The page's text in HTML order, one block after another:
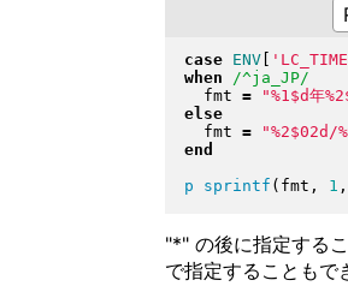
case ENV[
when
/^ja_JP/
  fmt
= "%1$d年
else
  fmt
= "%2$02d/
end
p
sprintf ( fmt, 1 ,
"*" の後に指定する
で指定することもで